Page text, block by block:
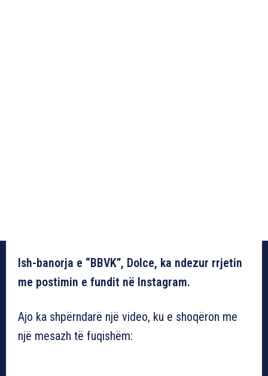
Ish-banorja e “BBVK”, Dolce, ka ndezur rrjetin
me postimin e fundit në Instagram.
Ajo ka shpërndarë një video, ku e shoqëron me
një mesazh të fuqishëm: